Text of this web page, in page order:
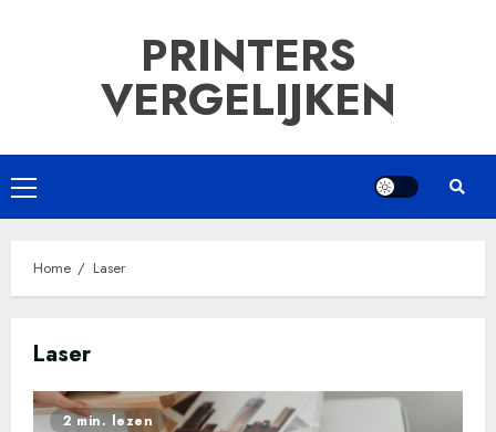
PRINTERS
VERGELIJKEN
Primair
menu
Home Laser
Laser
2 min. lezen